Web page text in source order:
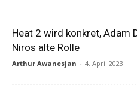
Heat 2 wird konkret, Adam
Niros alte Rolle
Arthur Awanesjan - 4. April 2023